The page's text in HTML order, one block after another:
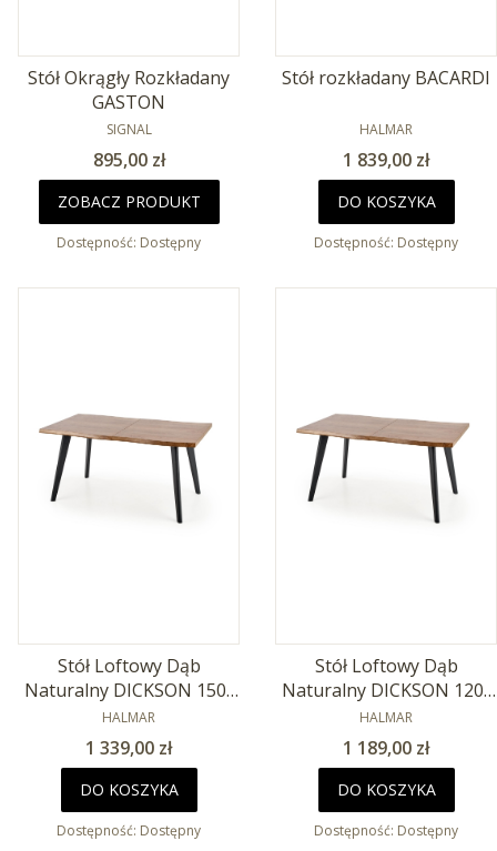
Stół Okrągły Rozkładany
GASTON
PRODUCENT
SIGNAL
Cena
895,00 zł
ZOBACZ PRODUKT
Dostępność: Dostępny
Stół rozkładany BACARDI
PRODUCENT
HALMAR
Cena
1 839,00 zł
DO KOSZYKA
Dostępność: Dostępny
Stół Loftowy Dąb
Naturalny DICKSON 150-
210x90cm
PRODUCENT
HALMAR
Cena
1 339,00 zł
DO KOSZYKA
Dostępność: Dostępny
Stół Loftowy Dąb
Naturalny DICKSON 120-
180x80cm
PRODUCENT
HALMAR
Cena
1 189,00 zł
DO KOSZYKA
Dostępność: Dostępny